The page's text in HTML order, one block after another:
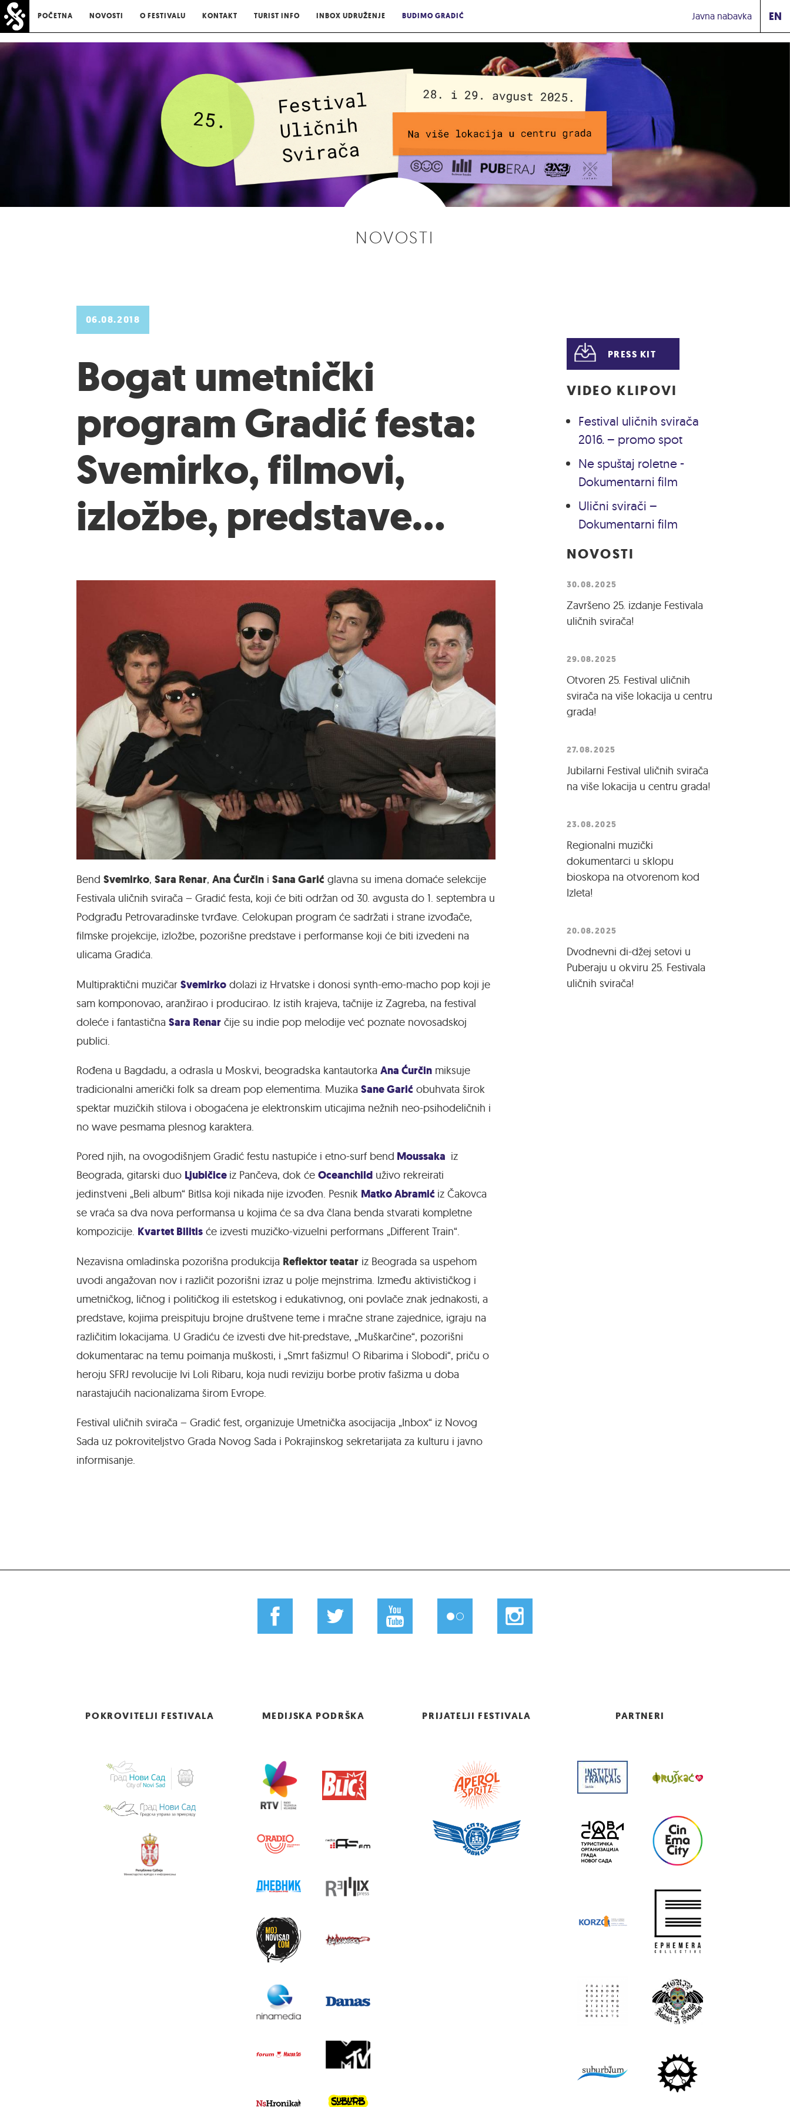
POČETNA NOVOSTI O FESTIVALU KONTAKT TURIST INFO INBOX UDRUŽENJE BUDIMO GRADIĆ EN
Javna nabavka
NOVOSTI
06.08.2018
Bogat umetnički
program Gradić festa:
Svemirko, filmovi,
izložbe, predstave…
Bend Svemirko, Sara Renar, Ana Ćurčin i Sana Garić glavna su imena domaće selekcije
Festivala uličnih svirača – Gradić festa, koji će biti održan od 30. avgusta do 1. septembra u
Podgrađu Petrovaradinske tvrđave. Celokupan program će sadržati i strane izvođače,
filmske projekcije, izložbe, pozorišne predstave i performanse koji će biti izvedeni na
ulicama Gradića.
Multipraktični muzičar Svemirko dolazi iz Hrvatske i donosi synth-emo-macho pop koji je
sam komponovao, aranžirao i producirao. Iz istih krajeva, tačnije iz Zagreba, na festival
doleće i fantastična Sara Renar čije su indie pop melodije već poznate novosadskoj
publici.
Rođena u Bagdadu, a odrasla u Moskvi, beogradska kantautorka Ana Ćurčin miksuje
tradicionalni američki folk sa dream pop elementima. Muzika Sane Garić obuhvata širok
spektar muzičkih stilova i obogaćena je elektronskim uticajima nežnih neo-psihodeličnih i
no wave pesmama plesnog karaktera.
Pored njih, na ovogodišnjem Gradić festu nastupiće i etno-surf bend Moussaka iz
Beograda, gitarski duo Ljubičice iz Pančeva, dok će Oceanchild uživo rekreirati
jedinstveni „Beli album“ Bitlsa koji nikada nije izvođen. Pesnik Matko Abramić iz Čakovca
se vraća sa dva nova performansa u kojima će sa dva člana benda stvarati kompletne
kompozicije. Kvartet Bilitis će izvesti muzičko-vizuelni performans „Different Train“.
Nezavisna omladinska pozorišna produkcija Reflektor teatar iz Beograda sa uspehom
uvodi angažovan nov i različit pozorišni izraz u polje mejnstrima. Između aktivističkog i
umetničkog, ličnog i političkog ili estetskog i edukativnog, oni povlače znak jednakosti, a
predstave, kojima preispituju brojne društvene teme i mračne strane zajednice, igraju na
različitim lokacijama. U Gradiću će izvesti dve hit-predstave, „Muškarčine“, pozorišni
dokumentarac na temu poimanja muškosti, i „Smrt fašizmu! O Ribarima i Slobodi“, priču o
heroju SFRJ revolucije Ivi Loli Ribaru, koja nudi reviziju borbe protiv fašizma u doba
narastajućih nacionalizama širom Evrope.
Festival uličnih svirača – Gradić fest, organizuje Umetnička asocijacija „Inbox“ iz Novog
Sada uz pokroviteljstvo Grada Novog Sada i Pokrajinskog sekretarijata za kulturu i javno
informisanje.
PRESS KIT
VIDEO KLIPOVI
Festival uličnih svirača
2016. – promo spot
Ne spuštaj roletne -
Dokumentarni film
Ulični svirači –
Dokumentarni film
NOVOSTI
30.08.2025
Završeno 25. izdanje Festivala
uličnih svirača!
29.08.2025
Otvoren 25. Festival uličnih
svirača na više lokacija u centru
grada!
27.08.2025
Jubilarni Festival uličnih svirača
na više lokacija u centru grada!
23.08.2025
Regionalni muzički
dokumentarci u sklopu
bioskopa na otvorenom kod
Izleta!
20.08.2025
Dvodnevni di-džej setovi u
Puberaju u okviru 25. Festivala
uličnih svirača!
POKROVITELJI FESTIVALA MEDIJSKA PODRŠKA PRIJATELJI FESTIVALA PARTNERI